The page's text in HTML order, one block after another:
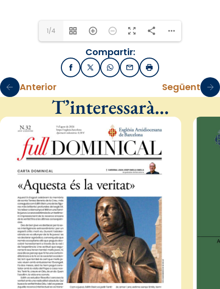
1/4
Compartir:
FacebookX / TwitterWhatsApp
EmailImprimir
Anterior Següent
T’interessarà…